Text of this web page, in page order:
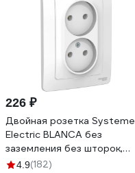
226 ₽
Двойная розетка Systeme
Electric BLANCA без
заземления без шторок,
БЕЛЫЙ BLNRS000021
4.9(182)